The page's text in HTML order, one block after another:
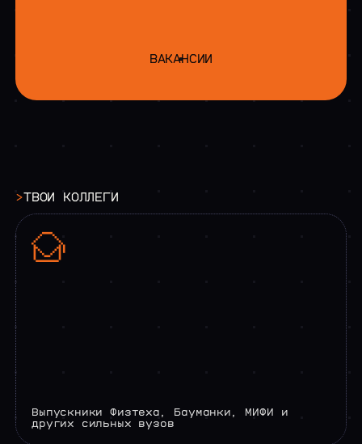
ВАКАНСИИ
>ТВОИ КОЛЛЕГИ
Выпускники Физтеха, Бауманки, МИФИ и
других сильных вузов